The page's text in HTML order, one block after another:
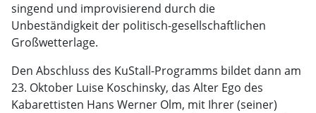
singend und improvisierend durch die
Unbeständigkeit der politisch-gesellschaftlichen
Großwetterlage.
Den Abschluss des KuStall-Programms bildet dann am
23. Oktober Luise Koschinsky, das Alter Ego des
Kabarettisten Hans Werner Olm, mit Ihrer (seiner)